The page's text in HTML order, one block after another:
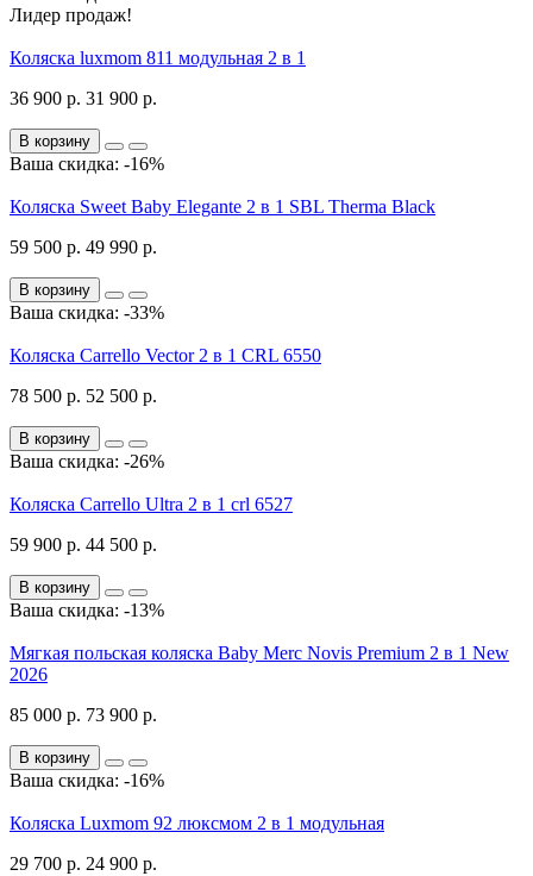
Лидер продаж!
Коляска luxmom 811 модульная 2 в 1
36 900 р. 31 900 р.
В корзину
Ваша скидка: -16%
Коляска Sweet Baby Elegante 2 в 1 SBL Therma Black
59 500 р. 49 990 р.
В корзину
Ваша скидка: -33%
Коляска Carrello Vector 2 в 1 CRL 6550
78 500 р. 52 500 р.
В корзину
Ваша скидка: -26%
Коляска Carrello Ultra 2 в 1 crl 6527
59 900 р. 44 500 р.
В корзину
Ваша скидка: -13%
Мягкая польская коляска Baby Merc Novis Premium 2 в 1 New
2026
85 000 р. 73 900 р.
В корзину
Ваша скидка: -16%
Коляска Luxmom 92 люксмом 2 в 1 модульная
29 700 р. 24 900 р.